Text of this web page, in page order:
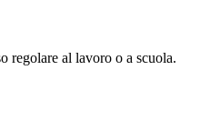
regolare al lavoro o a scuola.